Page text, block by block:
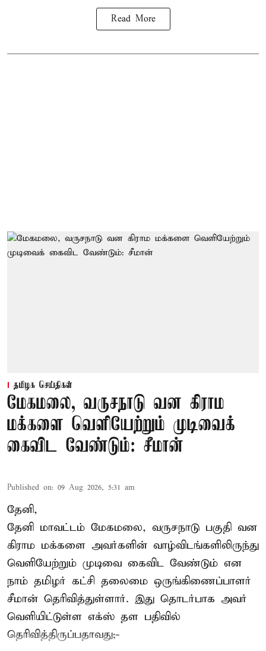
Read More
தமிழக செய்திகள்
மேகமலை, வருசநாடு வன கிராம
மக்களை வெளியேற்றும் முடிவைக்
கைவிட வேண்டும்: சீமான்
Published on: 09 Aug 2026, 5:31 am
தேனி,
தேனி மாவட்டம் மேகமலை, வருசநாடு பகுதி வன
கிராம மக்களை அவர்களின் வாழ்விடங்களிலிருந்து
வெளியேற்றும் முடிவை கைவிட வேண்டும் என
நாம் தமிழர் கட்சி தலைமை ஒருங்கிணைப்பாளர்
சீமான் தெரிவித்துள்ளார். இது தொடர்பாக அவர்
வெளியிட்டுள்ள எக்ஸ் தள பதிவில்
தெரிவித்திருப்பதாவது;-